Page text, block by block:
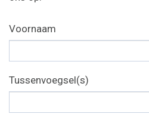
Voornaam
Tussenvoegsel(s)